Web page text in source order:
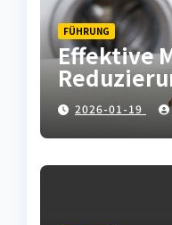
FÜHRUNG
Effektive
2026-01-19